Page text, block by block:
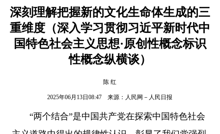
深刻理解把握新的文化生命体生成的三
重维度（深入学习贯彻习近平新时代中
国特色社会主义思想·原创性概念标识
性概念纵横谈）
陈 红
2025年06月13日08:47 来源： 人民网－人民日报
“两个结合”是中国共产党在探索中国特色社会